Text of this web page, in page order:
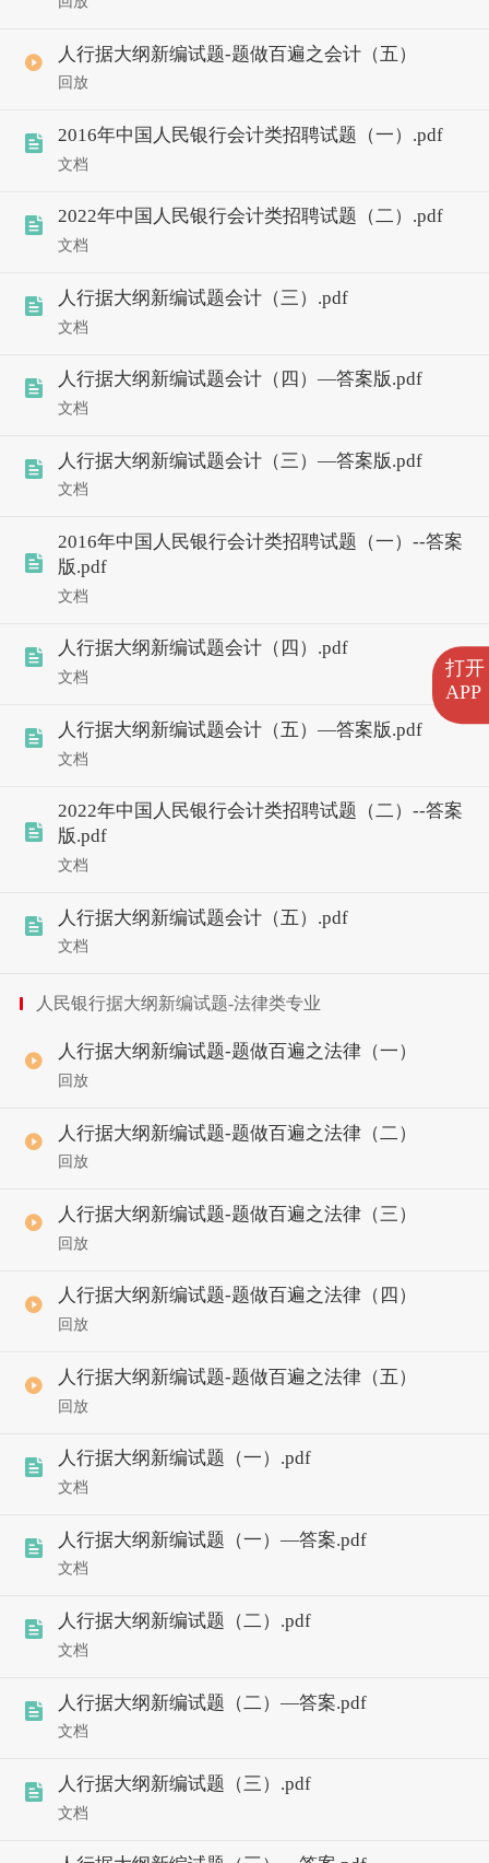
打开
APP
人行据大纲新编试题-题做百遍之会计（五）
回放
2016年中国人民银行会计类招聘试题（一）.pdf
文档
2022年中国人民银行会计类招聘试题（二）.pdf
文档
人行据大纲新编试题会计（三）.pdf
文档
人行据大纲新编试题会计（四）—答案版.pdf
文档
人行据大纲新编试题会计（三）—答案版.pdf
文档
2016年中国人民银行会计类招聘试题（一）--答案
版.pdf
文档
人行据大纲新编试题会计（四）.pdf
文档
人行据大纲新编试题会计（五）—答案版.pdf
文档
2022年中国人民银行会计类招聘试题（二）--答案
版.pdf
文档
人行据大纲新编试题会计（五）.pdf
文档
人民银行据大纲新编试题-法律类专业
人行据大纲新编试题-题做百遍之法律（一）
回放
人行据大纲新编试题-题做百遍之法律（二）
回放
人行据大纲新编试题-题做百遍之法律（三）
回放
人行据大纲新编试题-题做百遍之法律（四）
回放
人行据大纲新编试题-题做百遍之法律（五）
回放
人行据大纲新编试题（一）.pdf
文档
人行据大纲新编试题（一）—答案.pdf
文档
人行据大纲新编试题（二）.pdf
文档
人行据大纲新编试题（二）—答案.pdf
文档
人行据大纲新编试题（三）.pdf
文档